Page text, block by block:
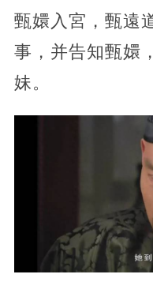
甄嬛入宮，甄遠
事，并告知甄嬛
妹。